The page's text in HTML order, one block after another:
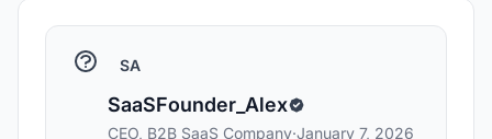
SA
SaaSFounder_Alex
CEO, B2B SaaS Company·January 7, 2026